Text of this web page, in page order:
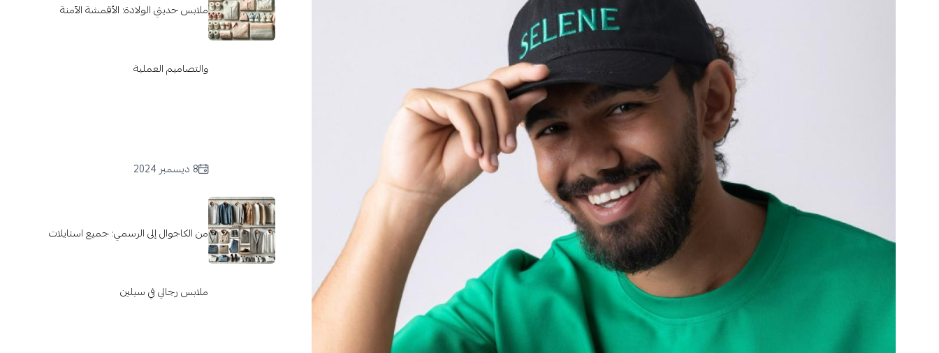
ملابس حديثي الولادة: الأقمشة الآمنة
والتصاميم العملية
8 ديسمبر 2024
من الكاجوال إلى الرسمي: جميع استايلات
ملابس رجالي في سيلين